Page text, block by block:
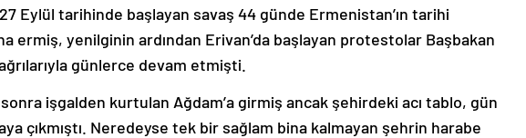
27 Eylül tarihinde başlayan savaş 44 günde Ermenistan’ın tarihi
ermiş, yenilginin ardından Erivan’da başlayan protestolar Başbakan
günlerce devam etmişti.
sonra işgalden kurtulan Ağdam’a girmiş ancak şehirdeki acı tablo, gün
çıkmıştı. Neredeyse tek bir sağlam bina kalmayan şehrin harabe